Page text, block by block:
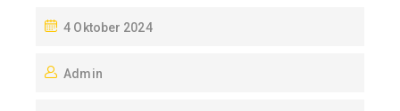
P
S
4 Oktober 2024
Admin